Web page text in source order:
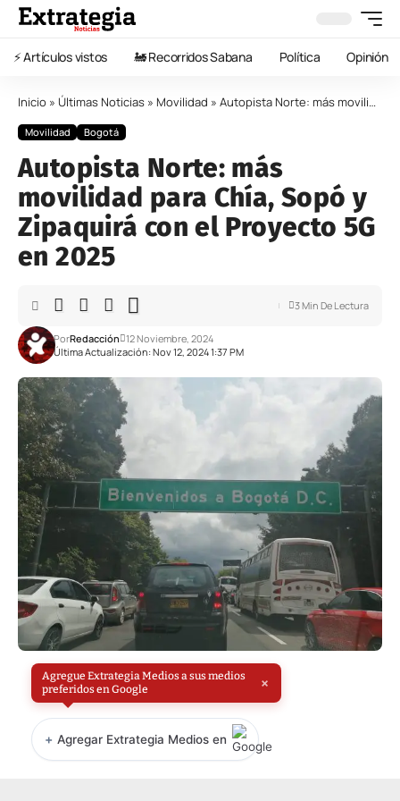
⚡️ Artículos vistos 🚂 Recorridos Sabana Política Opinión
Inicio » Últimas Noticias » Movilidad » Autopista Norte: más movilidad para Chía, Sopó y Zipaquirá con el Proyecto 5G en 2025
Movilidad Bogotá
Autopista Norte: más
movilidad para Chía, Sopó y
Zipaquirá con el Proyecto 5G
en 2025
Última Actualización: Nov 12, 2024 1:37 PM
PorRedacción 12 Noviembre, 2024
3 Min De Lectura
Agregue Extrategia Medios a sus medios
preferidos en Google
×
+ Agregar Extrategia Medios en